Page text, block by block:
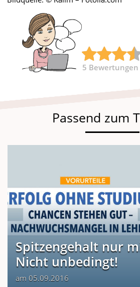
5 Bewertungen
Passend zum
Spitzengehalt nur
Nicht unbedingt!
am 05.09.2016